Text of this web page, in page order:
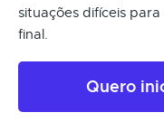
situações difíceis
final.
Quero